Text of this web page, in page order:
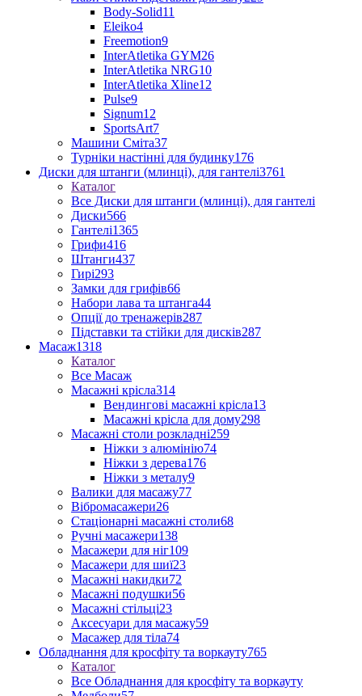
Body-Solid11
Eleiko4
Freemotion9
InterAtletika GYM26
InterAtletika NRG10
InterAtletika Xline12
Pulse9
Signum12
SportsArt7
Машини Сміта37
Турніки настінні для будинку176
Диски для штанги (млинці), для гантелі3761
Каталог
Все Диски для штанги (млинці), для гантелі
Диски566
Гантелі1365
Грифи416
Штанги437
Гирі293
Замки для грифів66
Набори лава та штанга44
Опції до тренажерів287
Підставки та стійки для дисків287
Масаж1318
Каталог
Все Масаж
Масажні крісла314
Вендингові масажні крісла13
Масажні крісла для дому298
Масажні столи розкладні259
Ніжки з алюмінію74
Ніжки з дерева176
Ніжки з металу9
Валики для масажу77
Вібромасажери26
Стаціонарні масажні столи68
Ручні масажери138
Масажери для ніг109
Масажери для шиї23
Масажні накидки72
Масажні подушки56
Масажні стільці23
Аксесуари для масажу59
Масажер для тіла74
Обладнання для кросфіту та воркауту765
Каталог
Все Обладнання для кросфіту та воркауту